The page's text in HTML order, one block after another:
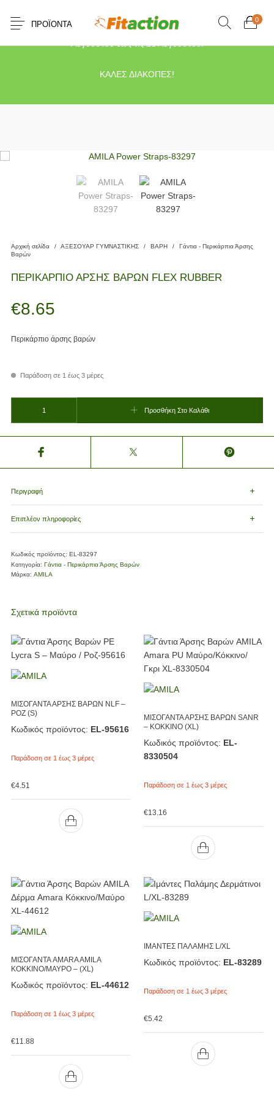
Το κατάστημα μας θα παραμείνει κλειστό λόγω διακοπών από τις 10
Αυγούστου έως τις 21 Αυγούστου.
ΚΑΛΕΣ ΔΙΑΚΟΠΕΣ!
ΠΡΟΪΌΝΤΑ
0
Αρχική σελίδα / ΑΞΕΣΟΥΑΡ ΓΥΜΝΑΣΤΙΚΗΣ / ΒΑΡΗ /
Γάντια - Περικάρπια Άρσης
Βαρών
ΠΕΡΙΚΑΡΠΙΟ ΑΡΣΗΣ ΒΑΡΩΝ FLEX RUBBER
€8.65
Περικάρπιο άρσης βαρών
Παράδοση σε 1 έως 3 μέρες
Προσθήκη Στο Καλάθι
Περιγραφή
Επιπλέον πληροφορίες
Κωδικός προϊόντος: EL-83297
Κατηγορία: Γάντια - Περικάρπια Άρσης Βαρών
Μάρκα: AMILA
Σχετικά προϊόντα
ΜΙΣΟΓΑΝΤΑ ΑΡΣΗΣ ΒΑΡΩΝ NLF –
ΡΟΖ (S)
Κωδικός προϊόντος: EL-95616
Παράδοση σε 1 έως 3 μέρες
€4.51
ΜΙΣΟΓΑΝΤΑ ΑΡΣΗΣ ΒΑΡΩΝ SANR
– KOKKINO (XL)
Κωδικός προϊόντος: EL-
8330504
Παράδοση σε 1 έως 3 μέρες
€13.16
ΜΙΣΟΓΑΝΤΑ AMARA AMILA
ΚΟΚΚΙΝΟ/ΜΑΥΡΟ – (XL)
Κωδικός προϊόντος: EL-44612
Παράδοση σε 1 έως 3 μέρες
€11.88
ΙΜΑΝΤΕΣ ΠΑΛΑΜΗΣ L/XL
Κωδικός προϊόντος: EL-83289
Παράδοση σε 1 έως 3 μέρες
€5.42